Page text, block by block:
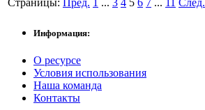
Страницы: Пред. 1 ... 3 4 5 6 7 ... 11 След.
Информация:
О ресурсе
Условия использования
Наша команда
Контакты